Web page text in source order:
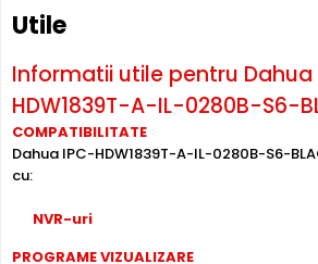
dotata camera Dahua IPC-
BLACK, permite ca obiectele aflate pe
luminos (de exemplu, in dreptul unei
usi de acces) sa fie vizibile.
Microfon Incorporat
Dahua IPC-HDW1839T-A-IL-0280B-S6-
timp real. Sunetul se sincronizeaza cu
Utile
Informatii utile pentru Dahua
HDW1839T-A-IL-0280B-S6-
COMPATIBILITATE
Dahua IPC-HDW1839T-A-IL-0280B-S6-
cu:
NVR-uri
PROGRAME VIZUALIZARE